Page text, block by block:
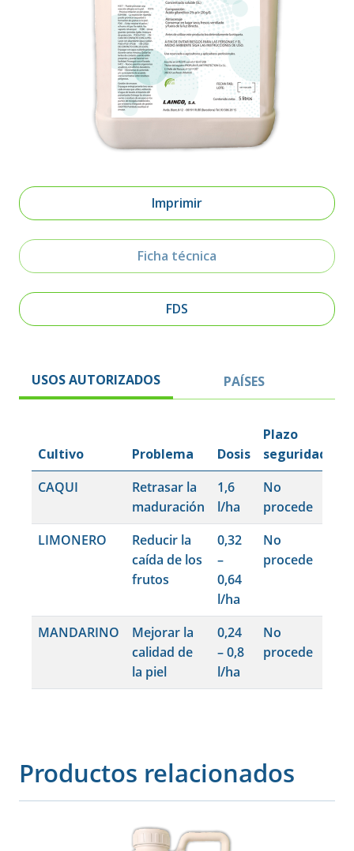
Imprimir
Ficha técnica
FDS
USOS AUTORIZADOS PAÍSES
Cultivo Problema Dosis
Plazo
seguridad
CAQUI
Retrasar la
maduración
1,6
l/ha
No
procede
LIMONERO
Reducir la
caída de los
frutos
0,32
–
0,64
l/ha
No
procede
MANDARINO
Mejorar la
calidad de
la piel
0,24
– 0,8
l/ha
No
procede
Productos relacionados